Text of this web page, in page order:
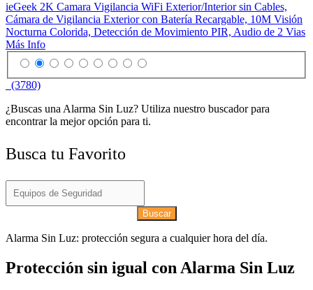
ieGeek 2K Camara Vigilancia WiFi Exterior/Interior sin Cables,
Cámara de Vigilancia Exterior con Batería Recargable, 10M Visión
Nocturna Colorida, Detección de Movimiento PIR, Audio de 2 Vias
Más Info
(3780)
¿Buscas una Alarma Sin Luz? Utiliza nuestro buscador para
encontrar la mejor opción para ti.
Busca tu Favorito
Buscar
Alarma Sin Luz: protección segura a cualquier hora del día.
Protección sin igual con Alarma Sin Luz